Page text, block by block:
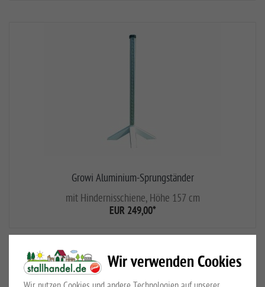
Growi Aluminium-Sprungständer
mit Hindernisschiene, Höhe 157 cm
EUR 249,00*
Wir verwenden Cookies